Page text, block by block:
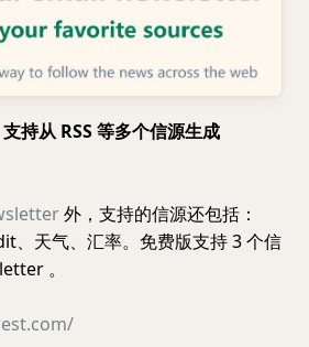
持从 RSS 等多个信源生成
外，支持的信源还包括：
、天气、汇率。免费版支持 3 个信
。